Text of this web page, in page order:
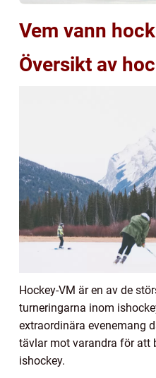
Vem vann
Översikt av
Hockey-VM är en av de
turneringarna inom
extraordinära evenemang
tävlar mot varandra för att
ishockey.